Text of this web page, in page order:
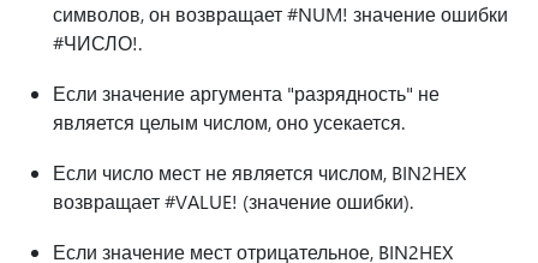
символов, он возвращает #NUM! значение ошибки
#ЧИСЛО!.
Если значение аргумента "разрядность" не
является целым числом, оно усекается.
Если число мест не является числом, BIN2HEX
возвращает #VALUE! (значение ошибки).
Если значение мест отрицательное, BIN2HEX